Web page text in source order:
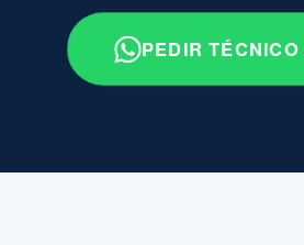
PEDIR